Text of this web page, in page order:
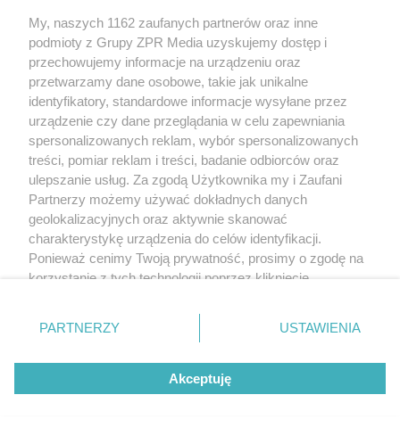
MUZYKA
"ESKA Hity na Czasie" – playlista,
która rozkręci każdą chwilę
My, naszych 1162 zaufanych partnerów oraz inne
podmioty z Grupy ZPR Media uzyskujemy dostęp i
przechowujemy informacje na urządzeniu oraz
przetwarzamy dane osobowe, takie jak unikalne
identyfikatory, standardowe informacje wysyłane przez
urządzenie czy dane przeglądania w celu zapewniania
spersonalizowanych reklam, wybór spersonalizowanych
treści, pomiar reklam i treści, badanie odbiorców oraz
ulepszanie usług. Za zgodą Użytkownika my i Zaufani
Partnerzy możemy używać dokładnych danych
geolokalizacyjnych oraz aktywnie skanować
charakterystykę urządzenia do celów identyfikacji.
Ponieważ cenimy Twoją prywatność, prosimy o zgodę na
korzystanie z tych technologii poprzez kliknięcie
zmienić/wycofać klikając przycisk ustawień prywatności
znajdujący się w lewym dolnym rogu strony
rodzaje przetwarzania danych nie wymagają zgody
użytkownika, ale masz prawo sprzeciwić się takiemu
przetwarzaniu. Preferencje będą miały zastosowanie tylko
PARTNERZY USTAWIENIA
Akceptuję